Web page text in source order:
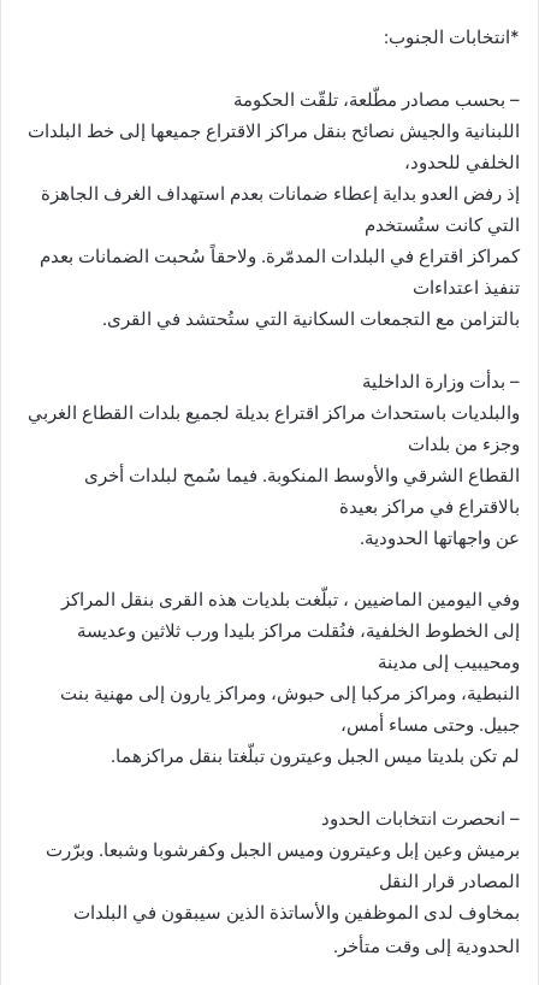
*انتخابات الجنوب:
– بحسب مصادر مطّلعة، تلقّت الحكومة
اللبنانية والجيش نصائح بنقل مراكز الاقتراع جميعها إلى خط البلدات
الخلفي للحدود،
إذ رفض العدو بداية إعطاء ضمانات بعدم استهداف الغرف الجاهزة
التي كانت ستُستخدم
كمراكز اقتراع في البلدات المدمّرة. ولاحقاً سُحبت الضمانات بعدم
تنفيذ اعتداءات
بالتزامن مع التجمعات السكانية التي ستُحتشد في القرى.
– بدأت وزارة الداخلية
والبلديات باستحداث مراكز اقتراع بديلة لجميع بلدات القطاع الغربي
وجزء من بلدات
القطاع الشرقي والأوسط المنكوبة. فيما سُمح لبلدات أخرى
بالاقتراع في مراكز بعيدة
عن واجهاتها الحدودية.
وفي اليومين الماضيين ، تبلّغت بلديات هذه القرى بنقل المراكز
إلى الخطوط الخلفية، فنُقلت مراكز بليدا ورب ثلاثين وعديسة
ومحيبيب إلى مدينة
النبطية، ومراكز مركبا إلى حبوش، ومراكز يارون إلى مهنية بنت
جبيل. وحتى مساء أمس،
لم تكن بلديتا ميس الجبل وعيترون تبلّغتا بنقل مراكزهما.
– انحصرت انتخابات الحدود
برميش وعين إبل وعيترون وميس الجبل وكفرشوبا وشبعا. وبرّرت
المصادر قرار النقل
بمخاوف لدى الموظفين والأساتذة الذين سيبقون في البلدات
الحدودية إلى وقت متأخر .